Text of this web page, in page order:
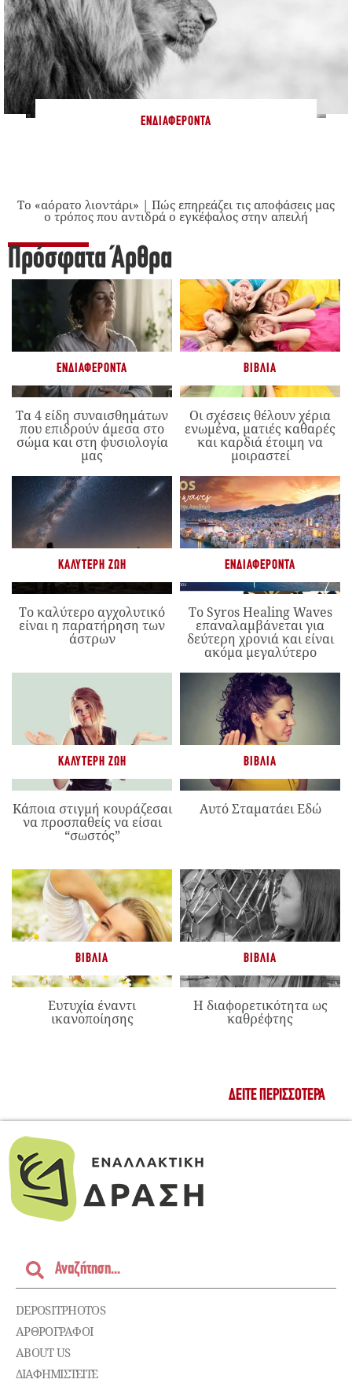
ΕΝΔΙΑΦΈΡΟΝΤΑ
Το «αόρατο λιοντάρι» | Πώς επηρεάζει τις αποφάσεις μας
ο τρόπος που αντιδρά ο εγκέφαλος στην απειλή
Πρόσφατα Άρθρα
ΕΝΔΙΑΦΈΡΟΝΤΑ
Τα 4 είδη συναισθημάτων
που επιδρούν άμεσα στο
σώμα και στη φυσιολογία
μας
ΒΙΒΛΊΑ
Οι σχέσεις θέλουν χέρια
ενωμένα, ματιές καθαρές
και καρδιά έτοιμη να
μοιραστεί
ΚΑΛΎΤΕΡΗ ΖΩΉ
Το καλύτερο αγχολυτικό
είναι η παρατήρηση των
άστρων
ΕΝΔΙΑΦΈΡΟΝΤΑ
Το Syros Healing Waves
επαναλαμβάνεται για
δεύτερη χρονιά και είναι
ακόμα μεγαλύτερο
ΚΑΛΎΤΕΡΗ ΖΩΉ
Κάποια στιγμή κουράζεσαι
να προσπαθείς να είσαι
“σωστός”
ΒΙΒΛΊΑ
Αυτό Σταματάει Εδώ
ΒΙΒΛΊΑ
Ευτυχία έναντι
ικανοποίησης
ΒΙΒΛΊΑ
Η διαφορετικότητα ως
καθρέφτης
ΔΕΊΤΕ ΠΕΡΙΣΣΌΤΕΡΑ
DEPOSITPHOTOS
ΑΡΘΡΟΓΡΑΦΟΙ
ABOUT US
ΔΙΑΦΗΜΙΣΤΕΊΤΕ